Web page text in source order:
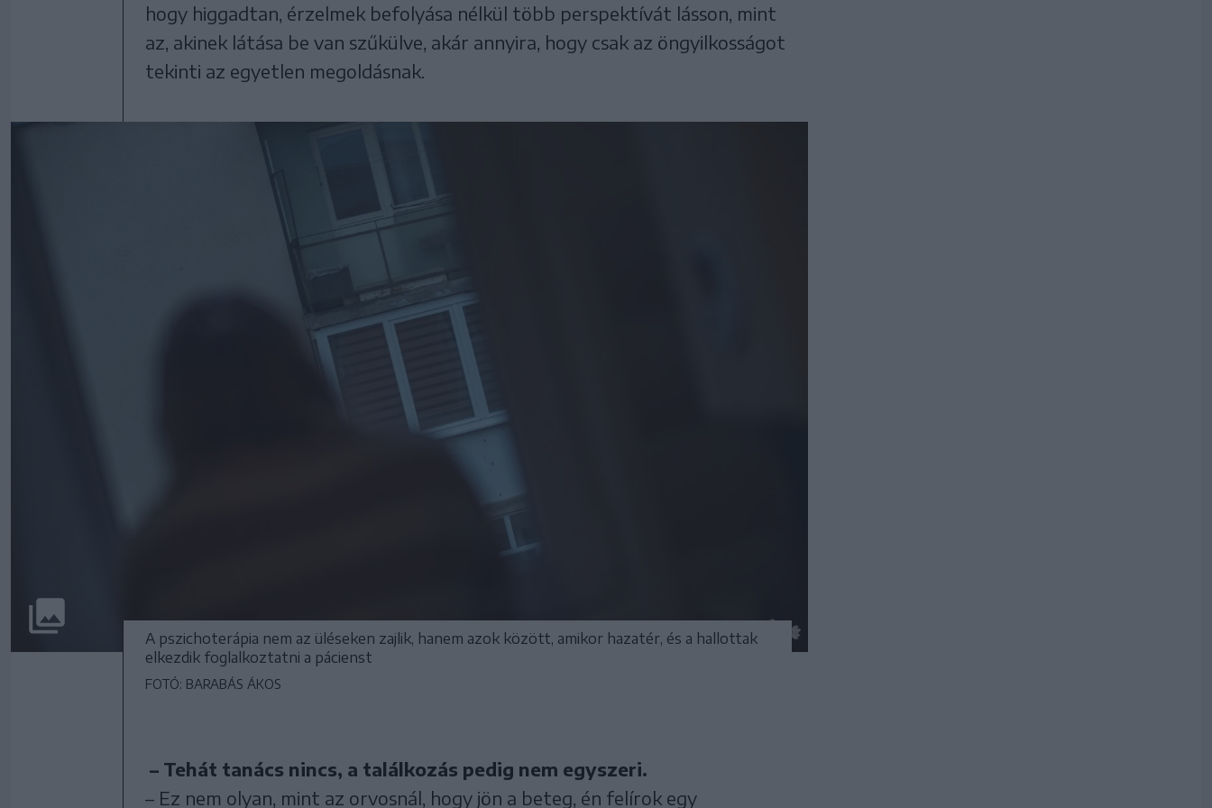
hogy higgadtan, érzelmek befolyása nélkül több perspektívát lásson, mint
az, akinek látása be van szűkülve, akár annyira, hogy csak az öngyilkosságot
tekinti az egyetlen megoldásnak.
A pszichoterápia nem az üléseken zajlik, hanem azok között, amikor hazatér, és a hallottak
elkezdik foglalkoztatni a pácienst
FOTÓ: BARABÁS ÁKOS
– Tehát tanács nincs, a találkozás pedig nem egyszeri.
– Ez nem olyan, mint az orvosnál, hogy jön a beteg, én felírok egy